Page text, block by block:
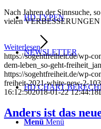
HD TYPEN
NEWSLETTER
HD CHART
Menü Menü
Nach Jahren der Sinnsuche,
vielen
Weiterlesen
https://sogehtfreiheit.de/wp-
dem-leben_so-geht-
https://sogehtfreiheit.de/wp-
freiheit-2021-white-new-2-
16:12:502018-01-22 12:44:18
Anders ist das